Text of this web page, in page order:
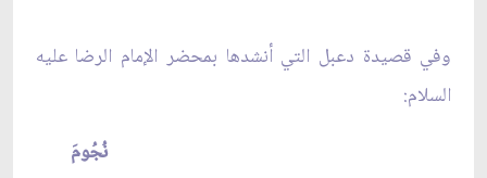
وفي قصيدة دعبل التي أنشدها بمحضر الإمام الرضا عليه
السلام:
نُجُومَ